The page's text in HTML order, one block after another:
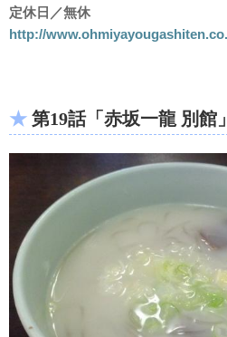
定休日／無休
http://
第19話「赤坂一龍 別館